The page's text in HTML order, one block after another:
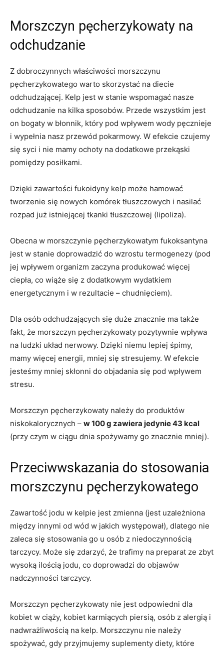
Morszczyn pęcherzykowaty na
odchudzanie
Z dobroczynnych właściwości morszczynu
pęcherzykowatego warto skorzystać na diecie
odchudzającej. Kelp jest w stanie wspomagać nasze
odchudzanie na kilka sposobów. Przede wszystkim jest
on bogaty w błonnik, który pod wpływem wody pęcznieje
i wypełnia nasz przewód pokarmowy. W efekcie czujemy
się syci i nie mamy ochoty na dodatkowe przekąski
pomiędzy posiłkami.
Dzięki zawartości fukoidyny kelp może hamować
tworzenie się nowych komórek tłuszczowych i nasilać
rozpad już istniejącej tkanki tłuszczowej (lipoliza).
Obecna w morszczynie pęcherzykowatym fukoksantyna
jest w stanie doprowadzić do wzrostu termogenezy (pod
jej wpływem organizm zaczyna produkować więcej
ciepła, co wiąże się z dodatkowym wydatkiem
energetycznym i w rezultacie – chudnięciem).
Dla osób odchudzających się duże znacznie ma także
fakt, że morszczyn pęcherzykowaty pozytywnie wpływa
na ludzki układ nerwowy. Dzięki niemu lepiej śpimy,
mamy więcej energii, mniej się stresujemy. W efekcie
jesteśmy mniej skłonni do objadania się pod wpływem
stresu.
Morszczyn pęcherzykowaty należy do produktów
niskokalorycznych – w 100 g zawiera jedynie 43 kcal
(przy czym w ciągu dnia spożywamy go znacznie mniej).
Przeciwwskazania do stosowania
morszczynu pęcherzykowatego
Zawartość jodu w kelpie jest zmienna (jest uzależniona
między innymi od wód w jakich występował), dlatego nie
zaleca się stosowania go u osób z niedoczynnością
tarczycy. Może się zdarzyć, że trafimy na preparat ze zbyt
wysoką ilością jodu, co doprowadzi do objawów
nadczynności tarczycy.
Morszczyn pęcherzykowaty nie jest odpowiedni dla
kobiet w ciąży, kobiet karmiących piersią, osób z alergią i
nadwrażliwością na kelp. Morszczynu nie należy
spożywać, gdy przyjmujemy suplementy diety, które